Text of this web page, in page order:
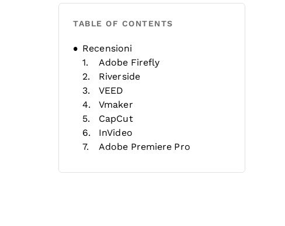
TABLE OF CONTENTS
Recensioni
Adobe Firefly
Riverside
VEED
Vmaker
CapCut
InVideo
Adobe Premiere Pro
Runway